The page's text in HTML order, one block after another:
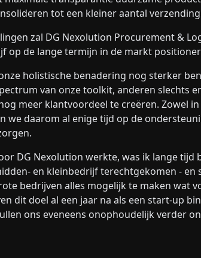
tot een kleiner aantal
zal DG Nexolution Procurement &
op de lange termijn in de markt
holistische benadering nog sterker
van onze toolkit, anderen slechts
meer klantvoordeel te creëren. Zowel
we daarom al enige tijd op de
DG Nexolution werkte, was ik lange
en kleinbedrijf terechtgekomen -
bedrijven alles mogelijk te maken wat
dit doel al een jaar na als een start-up
ons eveneens onophoudelijk verder